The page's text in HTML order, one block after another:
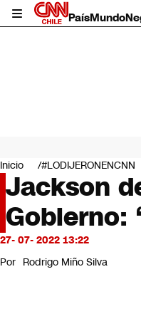
PaísMundo
Mundo
Negocios
Deportes
Programas completos
Cultura
Servicios
Bits
CNN Data
Inicio #LODIJERONENCNN
Jackson
Gobierno:
27- 07- 2022 13:22
Por Rodrigo Miño Silva